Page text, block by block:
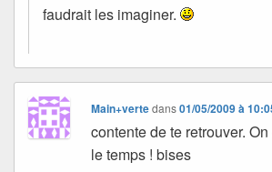
faudrait les imaginer.
Main+vertedans01/05/2009 à
contente de te retrouver.
le temps ! bises